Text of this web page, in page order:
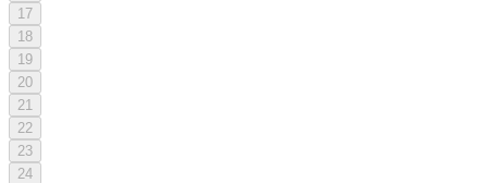
17
18
19
20
21
22
23
24